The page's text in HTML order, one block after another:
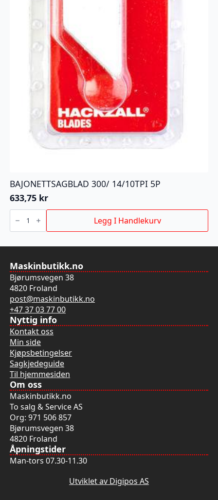
BAJONETTSAGBLAD 300/ 14/10TPI 5P
633,75 kr
BAJONETTSAGBLAD
300/
14/10TPI
5P
Legg I Handlekurv
Maskinbutikk.no
Bjørumsvegen 38
4820 Froland
post@maskinbutikk.no
+47 37 03 77 00
Nyttig info
Kontakt oss
Min side
Kjøpsbetingelser
Sagkjedeguide
Til hjemmesiden
Om oss
Maskinbutikk.no
To salg & Service AS
Org: 971 506 857
Bjørumsvegen 38
4820 Froland
Åpningstider
Man-tors 07.30-11.30
Utviklet av Digipos AS